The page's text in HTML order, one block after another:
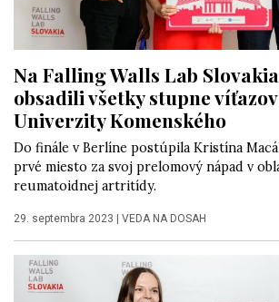
Na Falling Walls Lab
obsadili všetky stupne
Univerzity Komenského
Do finále v Berlíne postúpila Kristína
prvé miesto za svoj prelomový nápad v
reumatoidnej artritídy.
29. septembra 2023 | VEDA NA DOSAH